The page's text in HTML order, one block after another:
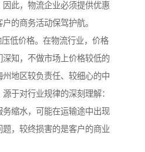
此，物流企业必须提供优惠
的商务活动保驾护航。
低价格。在物流行业，价格
知，不做市场上价格较低的
地区较负责任、较细心的中
于对行业规律的深刻理解：
缩水，可能在运输途中出现
，较终损害的是客户的商业